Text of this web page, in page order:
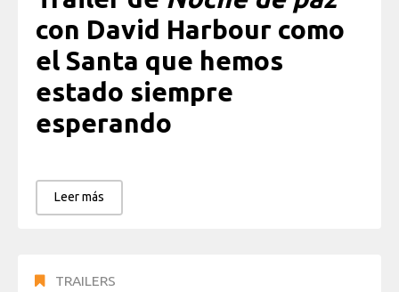
con David Harbour como
el Santa que hemos
estado siempre
esperando
Leer más
TRAILERS